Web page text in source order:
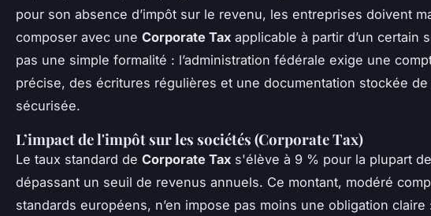
pour son absence d’impôt sur le revenu, les entreprises doivent
composer avec une Corporate Tax applicable à partir d’un certain
pas une simple formalité : l’administration fédérale exige une
précise, des écritures régulières et une documentation stockée de
sécurisée.
L’impact de l'impôt sur les sociétés (Corporate Tax)
Le taux standard de Corporate Tax s'élève à 9 % pour la plupart
dépassant un seuil de revenus annuels. Ce montant, modéré
standards européens, n’en impose pas moins une obligation claire